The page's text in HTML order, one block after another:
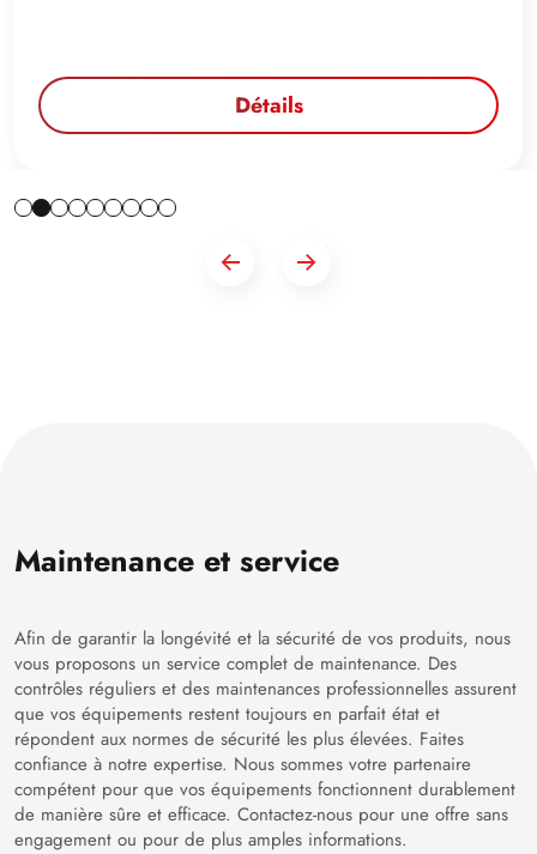
Détails
Maintenance et service
Afin de garantir la longévité et la sécurité de vos produits, nous
vous proposons un service complet de maintenance. Des
contrôles réguliers et des maintenances professionnelles assurent
que vos équipements restent toujours en parfait état et
répondent aux normes de sécurité les plus élevées. Faites
confiance à notre expertise. Nous sommes votre partenaire
compétent pour que vos équipements fonctionnent durablement
de manière sûre et efficace. Contactez-nous pour une offre sans
engagement ou pour de plus amples informations.